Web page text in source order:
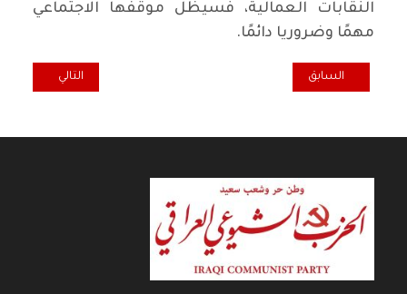
النقابات العمالية، فسيظل موقفها الاجتماعي
مهمًا وضروريا دائمًا.
المقال السابق: الانعطاف الاستراتيجي يتطلب مناورة تكتيكية مناسبة
السابق المقال التالي:
التالي